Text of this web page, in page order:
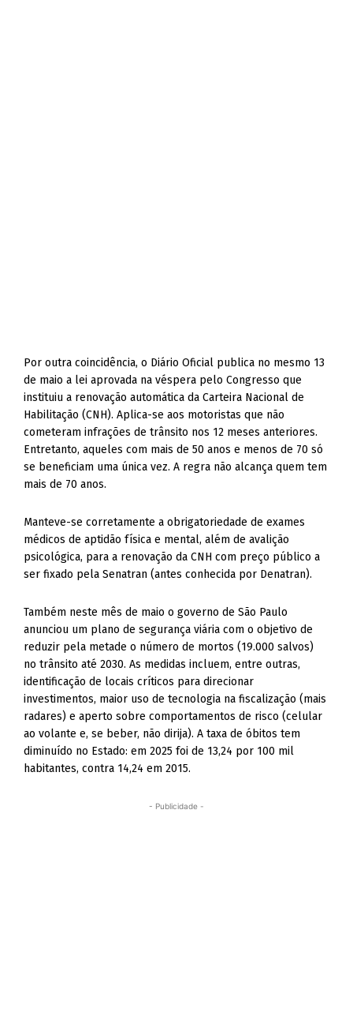
Por outra coincidência, o Diário Oficial publica no mesmo 13
de maio a lei aprovada na véspera pelo Congresso que
instituiu a renovação automática da Carteira Nacional de
Habilitação (CNH). Aplica-se aos motoristas que não
cometeram infrações de trânsito nos 12 meses anteriores.
Entretanto, aqueles com mais de 50 anos e menos de 70 só
se beneficiam uma única vez. A regra não alcança quem tem
mais de 70 anos.
Manteve-se corretamente a obrigatoriedade de exames
médicos de aptidão física e mental, além de avalição
psicológica, para a renovação da CNH com preço público a
ser fixado pela Senatran (antes conhecida por Denatran).
Também neste mês de maio o governo de São Paulo
anunciou um plano de segurança viária com o objetivo de
reduzir pela metade o número de mortos (19.000 salvos)
no trânsito até 2030. As medidas incluem, entre outras,
identificação de locais críticos para direcionar
investimentos, maior uso de tecnologia na fiscalização (mais
radares) e aperto sobre comportamentos de risco (celular
ao volante e, se beber, não dirija). A taxa de óbitos tem
diminuído no Estado: em 2025 foi de 13,24 por 100 mil
habitantes, contra 14,24 em 2015.
- Publicidade -